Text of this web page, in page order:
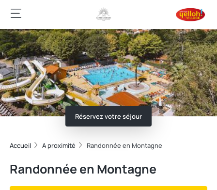
Réservez votre séjour
Accueil A proximité Randonnée en Montagne
Randonnée en Montagne